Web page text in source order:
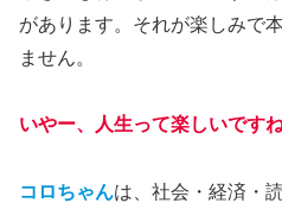
があります。それが楽しみで
ません。
いやー、人生って楽しいです
コロちゃんは、社会・経済・